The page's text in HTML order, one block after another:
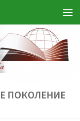
ПОКОЛЕНИЕ